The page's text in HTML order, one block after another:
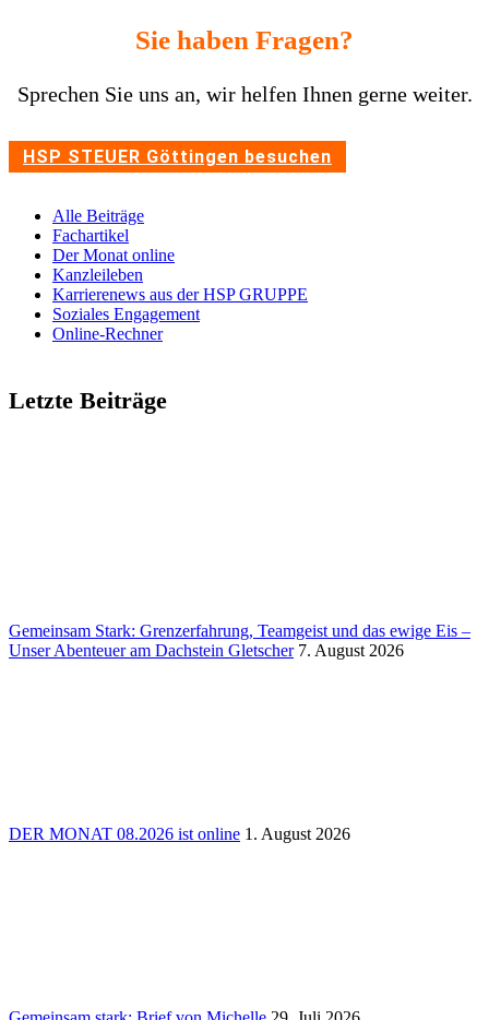
Sie haben Fragen?
Spre­chen Sie uns an, wir helfen Ihnen gerne weiter.
HSP STEUER Göttingen besu­chen
Alle Beiträge
Fach­ar­tikel
Der Monat online
Kanz­lei­leben
Karrie­renews aus der HSP GRUPPE
Soziales Enga­ge­ment
Online-Rechner
Letzte Beiträge
Gemeinsam Stark: Grenz­erfah­rung, Team­geist und das ewige Eis –
Unser Aben­teuer am Dach­stein Glet­scher 7. August 2026
DER MONAT 08.2026 ist online 1. August 2026